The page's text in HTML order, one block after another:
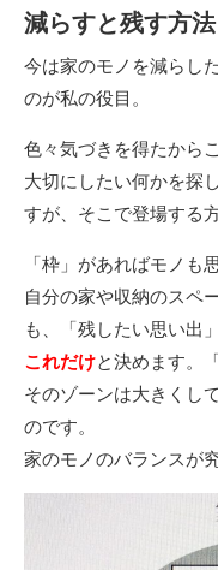
減らすと残す方法
今は家のモノを減らし
のが私の役目。
色々気づきを得たから
大切にしたい何かを探
すが、そこで登場する
「枠」があればモノも
自分の家や収納のスペ
も、「残したい思い出
これだけと決めます。
そのゾーンは大きくし
のです。
家のモノのバランスが